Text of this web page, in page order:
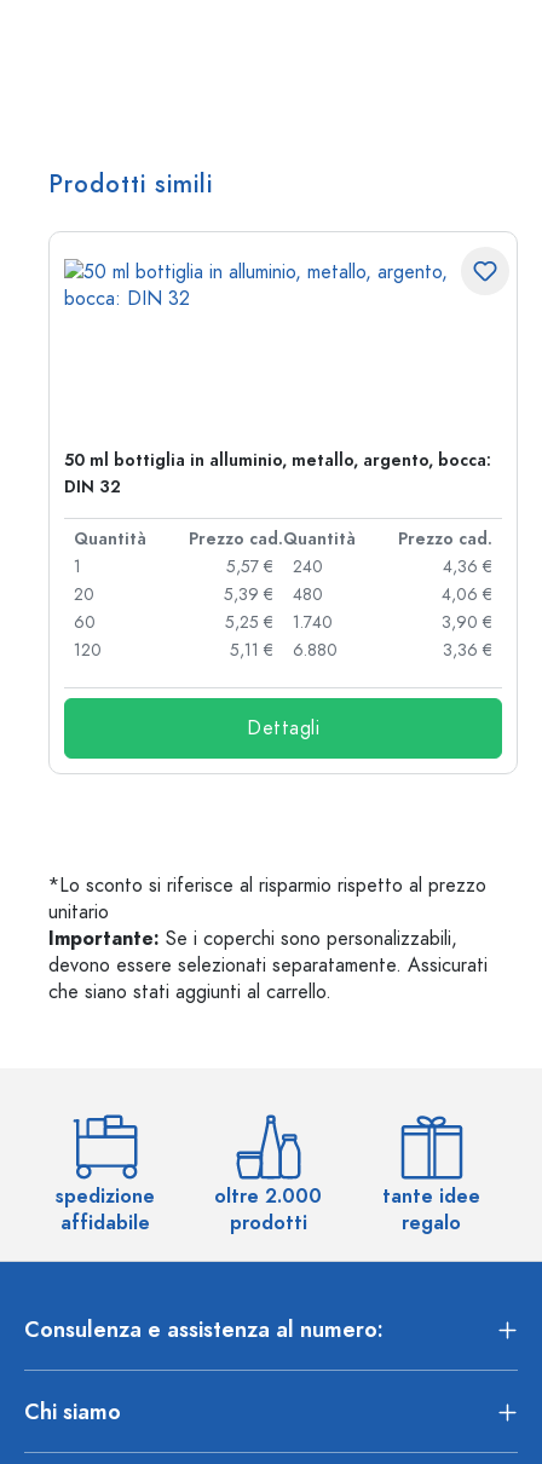
Prodotti simili
50 ml bottiglia in alluminio, metallo, argento, bocca:
DIN 32
Quantità Prezzo cad.Quantità
Prezzo cad.
1
5,57 €
20
5,39 €
60
5,25 €
120
5,11 €
240
4,36 €
480
4,06 €
1.740
3,90 €
6.880
3,36 €
Dettagli
*Lo sconto si riferisce al risparmio rispetto al prezzo
unitario
Importante: Se i coperchi sono personalizzabili,
devono essere selezionati separatamente. Assicurati
che siano stati aggiunti al carrello.
spedizione
affidabile
oltre 2.000
prodotti
tante idee
regalo
Consulenza e assistenza al numero:
Chi siamo